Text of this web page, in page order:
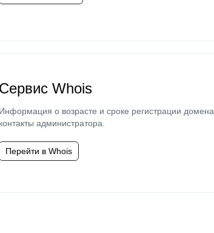
Сервис Whois
Информация о возрасте и сроке регистрации домена,
контакты администратора.
Перейти в Whois